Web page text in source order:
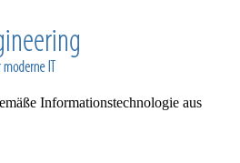
Informationstechnologie aus